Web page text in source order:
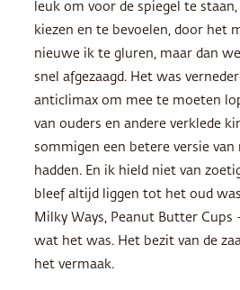
leuk om voor de spiegel te
kiezen en te bevoelen, door het
nieuwe ik te gluren, maar dan
snel afgezaagd. Het was
anticlimax om mee te moeten
van ouders en andere verklede
sommigen een betere versie
hadden. En ik hield niet van
bleef altijd liggen tot het oud
Milky Ways, Peanut Butter
wat het was. Het bezit van de
het vermaak.